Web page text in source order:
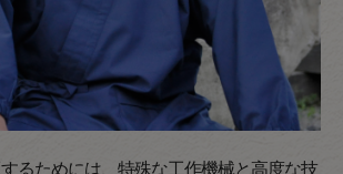
るためには、特殊な工作機械と高度な技